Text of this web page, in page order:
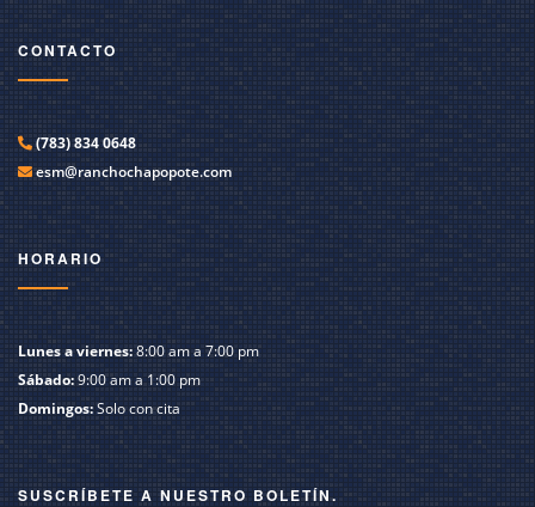
CONTACTO
(783) 834 0648
esm@ranchochapopote.com
HORARIO
Lunes a viernes:8:00 am a 7:00 pm
Sábado:9:00 am a 1:00 pm
Domingos:Solo con cita
SUSCRÍBETE A NUESTRO BOLETÍN.